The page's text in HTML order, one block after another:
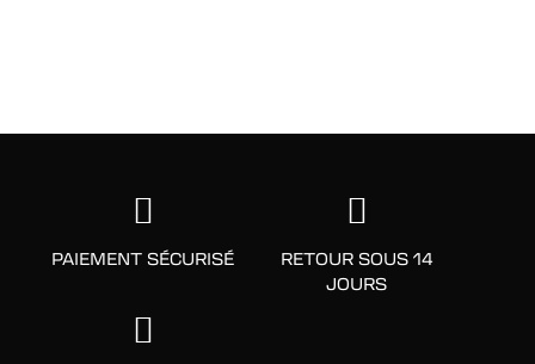
PAIEMENT SÉCURISÉ
RETOUR SOUS 14
JOURS